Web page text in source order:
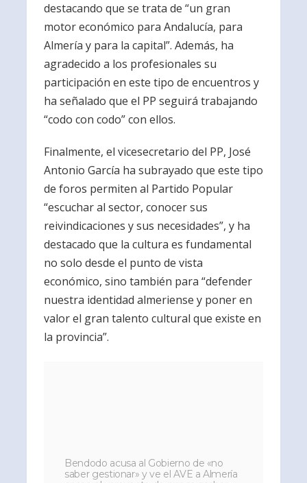
destacando que se trata de “un gran
motor económico para Andalucía, para
Almería y para la capital”. Además, ha
agradecido a los profesionales su
participación en este tipo de encuentros y
ha señalado que el PP seguirá trabajando
“codo con codo” con ellos.
Finalmente, el vicesecretario del PP, José
Antonio García ha subrayado que este tipo
de foros permiten al Partido Popular
“escuchar al sector, conocer sus
reivindicaciones y sus necesidades”, y ha
destacado que la cultura es fundamental
no solo desde el punto de vista
económico, sino también para “defender
nuestra identidad almeriense y poner en
valor el gran talento cultural que existe en
la provincia”.
Bendodo acusa al Gobierno de «no
saber gestionar» y ve el AVE a Almería